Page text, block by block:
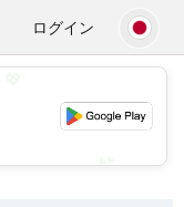
ログイン